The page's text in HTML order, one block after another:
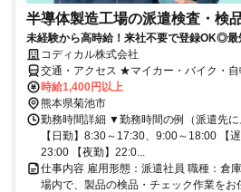
半導体製造工場の派遣検査・検
未経験から高時給！来社不要で登録OK◎最
コディカル株式会社
交通・アクセス ★マイカー・バイク・
敷地内に駐車場完備でラクラク通勤！
時給1,400円以上
熊本県菊池市
勤務時間詳細 ▼勤務時間の例（派遣先
【日勤】8:30～17:30、9:00～18:00 【
23:00 【夜勤】22:0...
仕事内容 雇用形態：派遣社員 職種：倉
場内で、製品の検品・チェック作業をお